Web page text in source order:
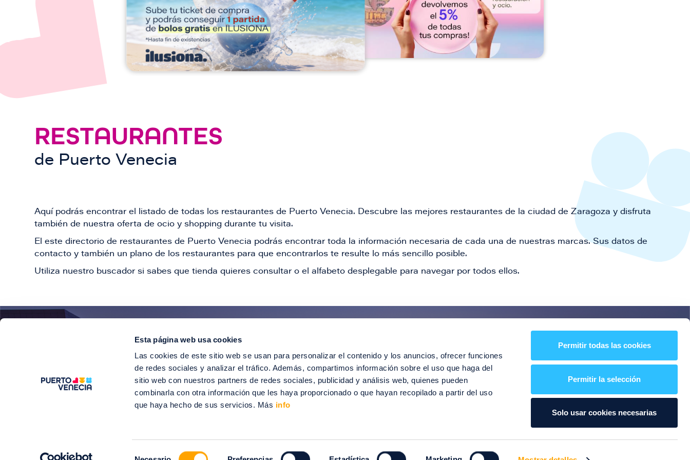
Esta página web usa cookies
Las cookies de este sitio web se usan para personalizar el contenido y los anuncios, ofrecer funciones
de redes sociales y analizar el tráfico. Además, compartimos información sobre el uso que haga del
sitio web con nuestros partners de redes sociales, publicidad y análisis web, quienes pueden
combinarla con otra información que les haya proporcionado o que hayan recopilado a partir del uso
que haya hecho de sus servicios. Más info
Permitir todas las cookies
Permitir la selección
Solo usar cookies necesarias
RESTAURANTES
de Puerto Venecia
Aquí podrás encontrar el listado de todas los restaurantes de Puerto Venecia. Descubre las mejores restaurantes de la ciudad de Zaragoza y disfruta
también de nuestra oferta de ocio y shopping durante tu visita.
El este directorio de restaurantes de Puerto Venecia podrás encontrar toda la información necesaria de cada una de nuestras marcas. Sus datos de
contacto y también un plano de los restaurantes para que encontrarlos te resulte lo más sencillo posible.
Utiliza nuestro buscador si sabes que tienda quieres consultar o el alfabeto desplegable para navegar por todos ellos.
¡Entérate de todas nuestras novedades!
Suscríbete para recibir ofertas especiales, descuentos, eventos y mucho más
SUSCRÍBETE
©2012-2024 Puerto Venecia. Todos los derechos reservados.
Soy Puerto Venecia Información legal Intranet Contacto Trabaja con nosotros